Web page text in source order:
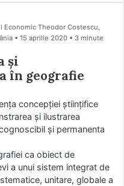
Economic Theodor Costescu,
15 aprilie 2020 • 3 minute
și
în geografie
concepției științifice
și ilustrarea
și permanenta
ca obiect de
a unui sistem integrat de
unitare, globale a